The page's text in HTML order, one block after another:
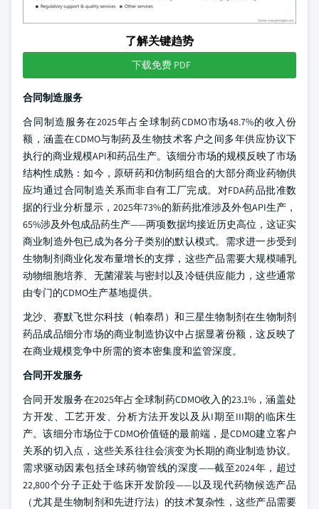
了解关键趋势
下载免费 PDF
合同制造服务
合同制造服务在2025年占全球制药CDMO市场48.7%的收入份
额，涵盖在CDMO与制药及生物技术客户之间多年供应协议下
执行的商业规模API和药品生产。该细分市场的规模反映了市场
结构性成熟：如今，原研药和仿制药组合的大部分商业药物供
应均通过合同制造关系而非自有工厂完成。对FDA药品批准数
据的行业分析显示，2025年73%的新药批准涉及外包API生产，
65%涉及外包成品药生产——两项数据均接近历史高位，这证实
商业制造外包已成为各分子类别的默认模式。需求进一步受到
生物制剂商业化发布量增长的支撑，这些产品需要大规模哺乳
动物细胞培养、无菌灌装与密封以及冷链供应能力，这些通常
由专门的CDMO生产基地提供。
龙沙、赛默飞世尔科技（帕泰昂）和三星生物制剂在生物制剂
药品成品细分市场的商业制造协议中占据显著份额，这反映了
在商业规模竞争中所需的资本密集度和监管深度。
合同开发服务
合同开发服务在2025年占全球制药CDMO收入的23.1%，涵盖处
方开发、工艺开发、分析方法开发以及从I期至III期的临床生
产。该细分市场位于CDMO价值链的最前端，是CDMO建立客户
关系的切入点，这些关系往往会演变为长期的商业制造协议。
需求驱动因素包括全球药物管线的深度——截至2024年，超过
22,800个分子正处于临床开发阶段——以及现代药物候选产品
（尤其是生物制剂和先进疗法）的技术复杂性，这些产品需要